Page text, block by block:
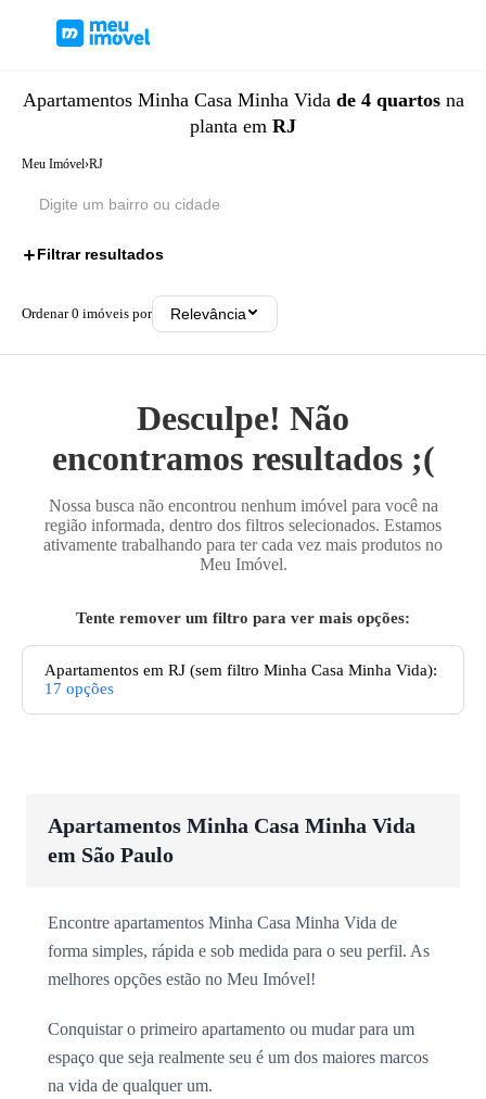
Apartamentos Minha Casa Minha Vida de 4 quartosna
planta em RJ
Meu Imóvel›RJ
Filtrar resultados
Ordenar0 imóveis por Relevância
Desculpe! Não
encontramos resultados ;(
Nossa busca não encontrou nenhum imóvel para você na
região informada, dentro dos filtros selecionados. Estamos
ativamente trabalhando para ter cada vez mais produtos no
Meu Imóvel.
Tente remover um filtro para ver mais opções:
Apartamentos em RJ (sem filtro Minha Casa Minha Vida):
17 opções
Apartamentos Minha Casa Minha Vida
em São Paulo
Encontre apartamentos Minha Casa Minha Vida de
forma simples, rápida e sob medida para o seu perfil. As
melhores opções estão no Meu Imóvel!
Conquistar o primeiro apartamento ou mudar para um
espaço que seja realmente seu é um dos maiores marcos
na vida de qualquer um.